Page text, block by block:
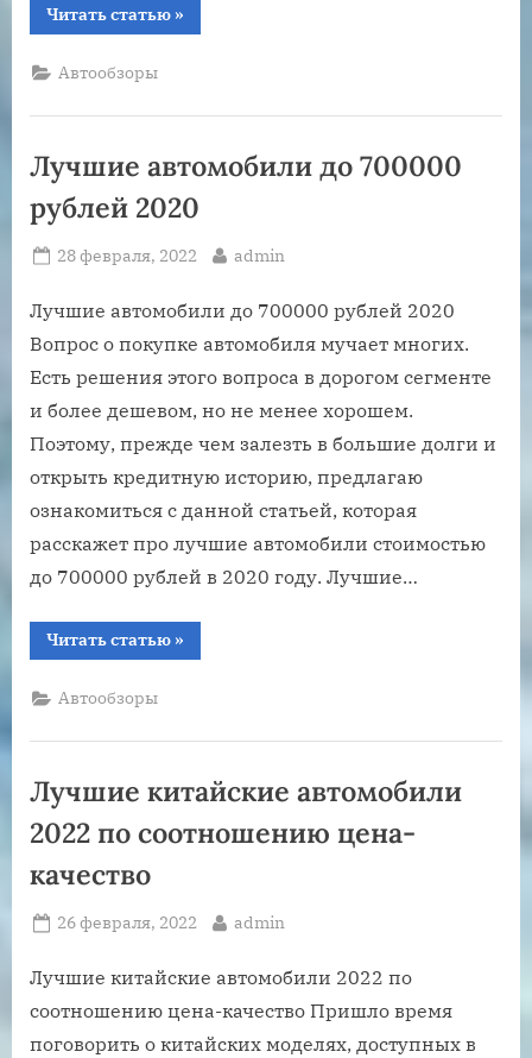
Читать статью“Обзор
автомобиля
»
Автообзоры
Лучшие автомобили до 700000
рублей 2020
Posted
28 февраля, 2022 By
admin
Лучшие автомобили до 700000 рублей 2020
Вопрос о покупке автомобиля мучает многих.
Есть решения этого вопроса в дорогом сегменте
и более дешевом, но не менее хорошем.
Поэтому, прежде чем залезть в большие долги и
открыть кредитную историю, предлагаю
ознакомиться с данной статьей, которая
расскажет про лучшие автомобили стоимостью
до 700000 рублей в 2020 году. Лучшие…
Читать статью“Лучшие
автомобили
»
Автообзоры
Лучшие китайские автомобили
2022 по соотношению цена-
качество
Posted
26 февраля, 2022 By
admin
Лучшие китайские автомобили 2022 по
соотношению цена-качество Пришло время
поговорить о китайских моделях, доступных в